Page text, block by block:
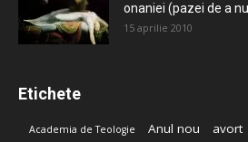
onaniei (pazei de a
15 aprilie 2010
Etichete
Academia de Teologie Anul nou avort